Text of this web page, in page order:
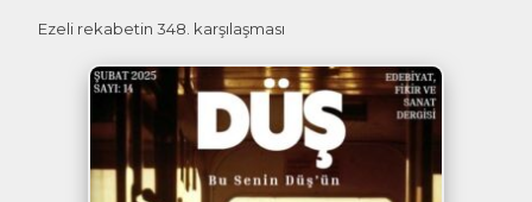
Ezeli rekabetin 348. karşılaşması